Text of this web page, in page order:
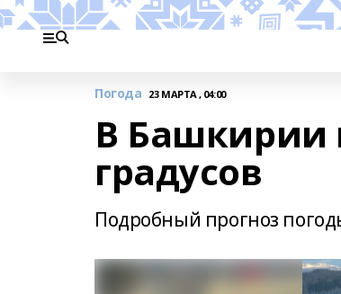
Погода 23 МАРТА , 04:00
В Башкирии
градусов
Подробный прогноз